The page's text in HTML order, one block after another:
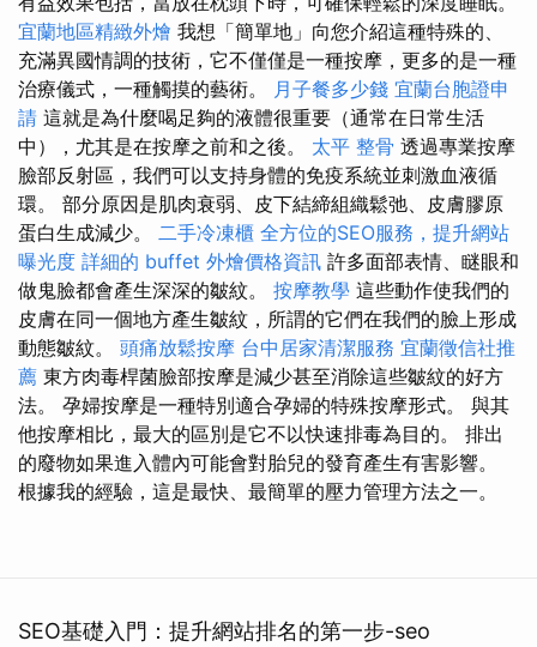
宜蘭地區精緻外燴 我想「簡單地」向您介紹這種特殊的、
充滿異國情調的技術，它不僅僅是一種按摩，更多的是一種
治療儀式，一種觸摸的藝術。 月子餐多少錢 宜蘭台胞證申
請 這就是為什麼喝足夠的液體很重要（通常在日常生活
中），尤其是在按摩之前和之後。 太平 整骨 透過專業按摩
臉部反射區，我們可以支持身體的免疫系統並刺激血液循
環。 部分原因是肌肉衰弱、皮下結締組織鬆弛、皮膚膠原
蛋白生成減少。 二手冷凍櫃 全方位的SEO服務，提升網站
曝光度 詳細的 buffet 外燴價格資訊 許多面部表情、瞇眼和
做鬼臉都會產生深深的皺紋。 按摩教學 這些動作使我們的
皮膚在同一個地方產生皺紋，所謂的它們在我們的臉上形成
動態皺紋。 頭痛放鬆按摩 台中居家清潔服務 宜蘭徵信社推
薦 東方肉毒桿菌臉部按摩是減少甚至消除這些皺紋的好方
法。 孕婦按摩是一種特別適合孕婦的特殊按摩形式。 與其
他按摩相比，最大的區別是它不以快速排毒為目的。 排出
的廢物如果進入體內可能會對胎兒的發育產生有害影響。
根據我的經驗，這是最快、最簡單的壓力管理方法之一。
SEO基礎入門：提升網站排名的第一步-seo